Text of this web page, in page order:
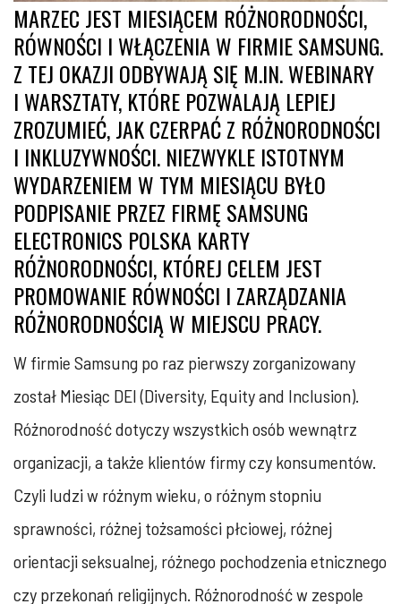
MARZEC JEST MIESIĄCEM RÓŻNORODNOŚCI,
RÓWNOŚCI I WŁĄCZENIA W FIRMIE SAMSUNG.
Z TEJ OKAZJI ODBYWAJĄ SIĘ M.IN. WEBINARY
I WARSZTATY, KTÓRE POZWALAJĄ LEPIEJ
ZROZUMIEĆ, JAK CZERPAĆ Z RÓŻNORODNOŚCI
I INKLUZYWNOŚCI. NIEZWYKLE ISTOTNYM
WYDARZENIEM W TYM MIESIĄCU BYŁO
PODPISANIE PRZEZ FIRMĘ SAMSUNG
ELECTRONICS POLSKA KARTY
RÓŻNORODNOŚCI, KTÓREJ CELEM JEST
PROMOWANIE RÓWNOŚCI I ZARZĄDZANIA
RÓŻNORODNOŚCIĄ W MIEJSCU PRACY.
W firmie Samsung po raz pierwszy zorganizowany
został Miesiąc DEI (Diversity, Equity and Inclusion).
Różnorodność dotyczy wszystkich osób wewnątrz
organizacji, a także klientów firmy czy konsumentów.
Czyli ludzi w różnym wieku, o różnym stopniu
sprawności, różnej tożsamości płciowej, różnej
orientacji seksualnej, różnego pochodzenia etnicznego
czy przekonań religijnych. Różnorodność w zespole